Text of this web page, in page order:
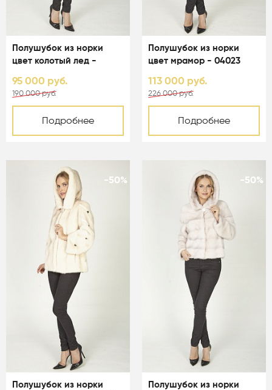
Полушубок из норки
цвет колотый лед -
95 000 руб.
190 000 руб.
Подробнее
Полушубок из норки
цвет мрамор - 04023
113 000 руб.
226 000 руб.
Подробнее
-50%
Полушубок из норки
-50%
Полушубок из норки